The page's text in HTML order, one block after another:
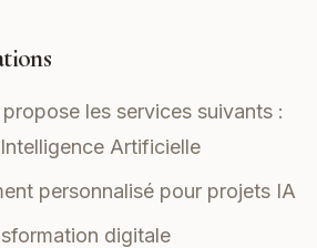
les services suivants :
Artificielle
personnalisé pour projets IA
digitale